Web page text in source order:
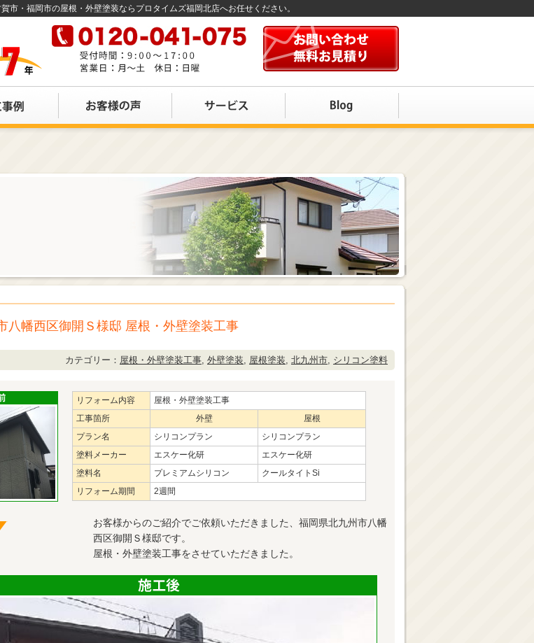
・福岡市の屋根・外壁塗装ならプロタイムズ福岡北店へお任せください。
八幡西区御開Ｓ様邸 屋根・外壁塗装工事
カテゴリー： 屋根・外壁塗装工事, 外壁塗装, 屋根塗装, 北九州市, シリコン塗料
リフォーム内容
屋根・外壁塗装工事
工事箇所
外壁
屋根
プラン名
シリコンプラン
シリコンプラン
塗料メーカー
エスケー化研
エスケー化研
塗料名
プレミアムシリコン
クールタイトSi
リフォーム期間
2週間
お客様からのご紹介でご依頼いただきました、福岡県北九州市八幡
西区御開Ｓ様邸です。
屋根・外壁塗装工事をさせていただきました。